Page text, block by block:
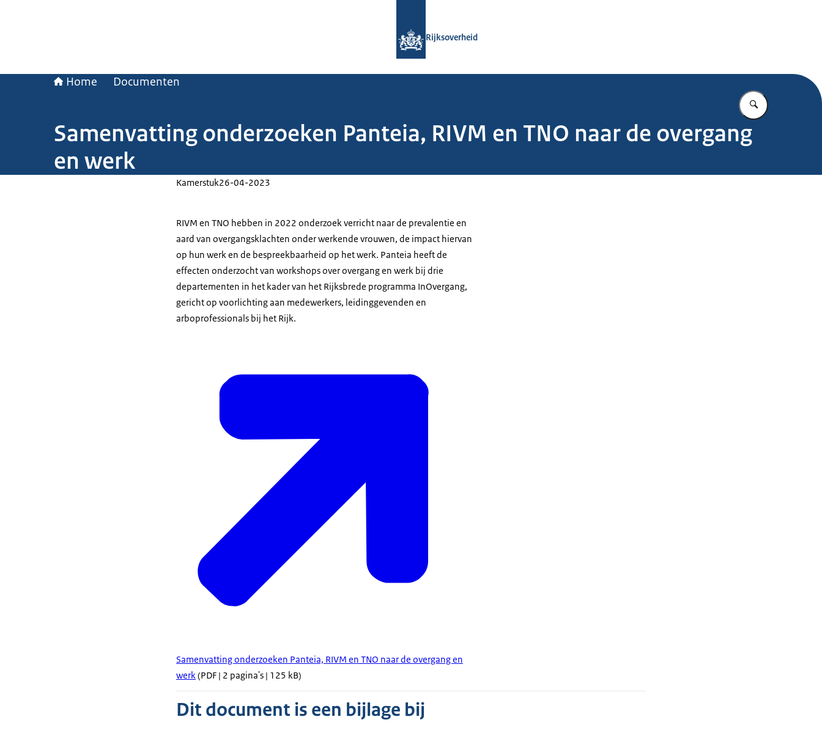
Rijksoverheid
Home Documenten
Vul in wat u
Samenvatting onderzoeken Panteia, RIVM en TNO naar de overgang
en werk
Kamerstuk26-04-2023
RIVM en TNO hebben in 2022 onderzoek verricht naar de prevalentie en
aard van overgangsklachten onder werkende vrouwen, de impact hiervan
op hun werk en de bespreekbaarheid op het werk. Panteia heeft de
effecten onderzocht van workshops over overgang en werk bij drie
departementen in het kader van het Rijksbrede programma InOvergang,
gericht op voorlichting aan medewerkers, leidinggevenden en
arboprofessionals bij het Rijk.
Samenvatting onderzoeken Panteia, RIVM en TNO naar de overgang en
werk(PDF | 2 pagina's | 125 kB)
Dit document is een bijlage bij